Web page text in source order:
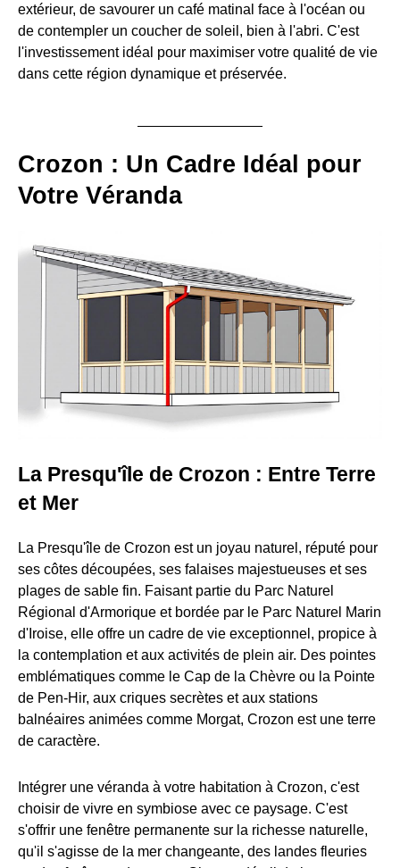
extérieur, de savourer un café matinal face à l'océan ou
de contempler un coucher de soleil, bien à l'abri. C'est
l'investissement idéal pour maximiser votre qualité de vie
dans cette région dynamique et préservée.
Crozon : Un Cadre Idéal pour
Votre Véranda
La Presqu'île de Crozon : Entre Terre
et Mer
La Presqu'île de Crozon est un joyau naturel, réputé pour
ses côtes découpées, ses falaises majestueuses et ses
plages de sable fin. Faisant partie du Parc Naturel
Régional d'Armorique et bordée par le Parc Naturel Marin
d'Iroise, elle offre un cadre de vie exceptionnel, propice à
la contemplation et aux activités de plein air. Des pointes
emblématiques comme le Cap de la Chèvre ou la Pointe
de Pen-Hir, aux criques secrètes et aux stations
balnéaires animées comme Morgat, Crozon est une terre
de caractère.
Intégrer une véranda à votre habitation à Crozon, c'est
choisir de vivre en symbiose avec ce paysage. C'est
s'offrir une fenêtre permanente sur la richesse naturelle,
qu'il s'agisse de la mer changeante, des landes fleuries